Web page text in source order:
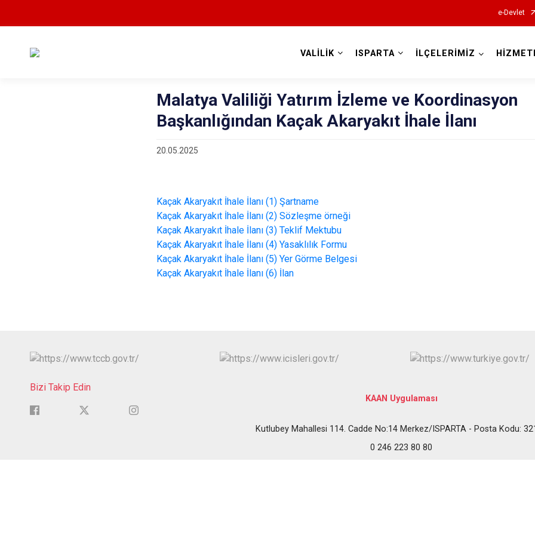
e-Devlet
VALİLİK ISPARTA İLÇELERİMİZ
Malatya Valiliği Yatırım İzleme ve Koordinasyon
Başkanlığından Kaçak Akaryakıt İhale İlanı
20.05.2025
Kaçak Akaryakıt İhale İlanı (1) Şartname
Kaçak Akaryakıt İhale İlanı (2) Sözleşme örneği
Kaçak Akaryakıt İhale İlanı (3) Teklif Mektubu
Kaçak Akaryakıt İhale İlanı (4) Yasaklılık Formu
Kaçak Akaryakıt İhale İlanı (5) Yer Görme Belgesi
Kaçak Akaryakıt İhale İlanı (6) İlan
Bizi Takip Edin
KAAN Uygulaması
Kutlubey Mahallesi 114. Cadde No:14 Merkez/ISPARTA - Posta Kodu:
0 246 223 80 80